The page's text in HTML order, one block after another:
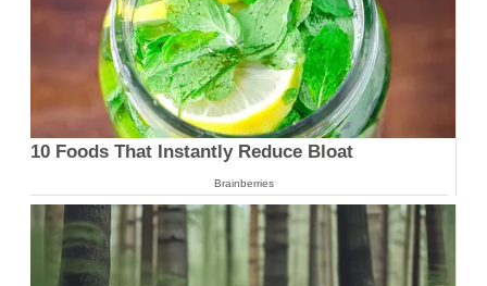
10 Foods That Instantly Reduce Bloat
Brainberries